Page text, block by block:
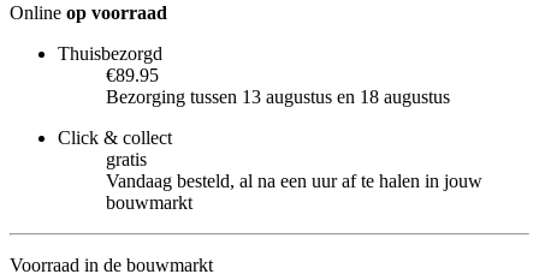
Online op voorraad
Thuisbezorgd
€89.95
Bezorging tussen 13 augustus en 18 augustus
Click & collect
gratis
Vandaag besteld, al na een uur af te halen in jouw
bouwmarkt
Voorraad in de bouwmarkt